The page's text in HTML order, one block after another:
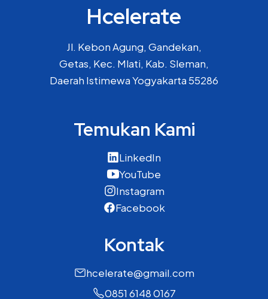
Hcelerate
Jl. Kebon Agung, Gandekan,
Getas, Kec. Mlati, Kab. Sleman,
Daerah Istimewa Yogyakarta 55286
Temukan Kami
LinkedIn
YouTube
Instagram
Facebook
Kontak
hcelerate@gmail.com
0851 6148 0167